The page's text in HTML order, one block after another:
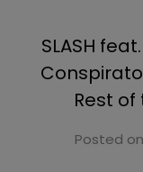
SLASH
Rest of
Posted on